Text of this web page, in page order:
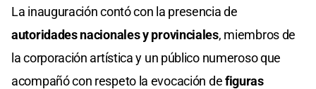
La inauguración contó con la presencia de
autoridades nacionales y provinciales, miembros de
la corporación artística y un público numeroso que
acompañó con respeto la evocación defiguras